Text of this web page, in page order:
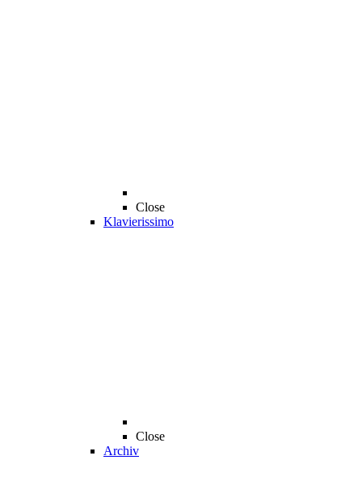
Close
Klavierissimo
Close
Archiv